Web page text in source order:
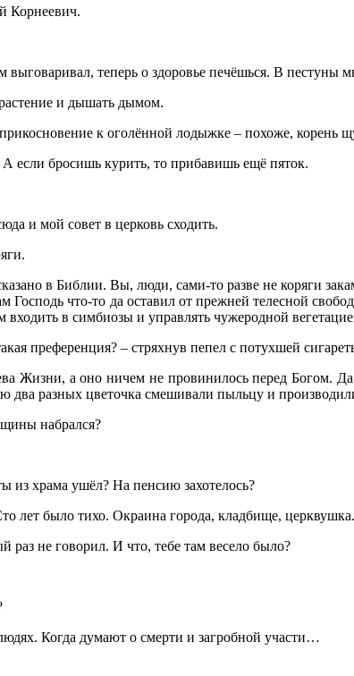
Корнеевич.
теперь о здоровье печёшься. В пестуны
и дышать дымом.
к оголённой лодыжке – похоже, корень
А если бросишь курить, то прибавишь ещё пяток.
и мой совет в церковь сходить.
в Библии. Вы, люди, сами-то разве не коряги
что-то да оставил от прежней телесной
в симбиозы и управлять чужеродной
преференция? – стряхнув пепел с потухшей
Жизни, а оно ничем не провинилось перед Богом.
два разных цветочка смешивали пыльцу и
набрался?
храма ушёл? На пенсию захотелось?
лет было тихо. Окраина города, кладбище,
не говорил. И что, тебе там весело было?
Когда думают о смерти и загробной участи…